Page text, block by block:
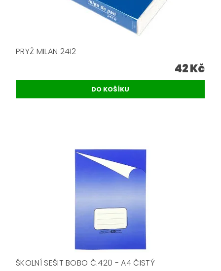
PRYŽ MILAN 2412
42 Kč
ŠKOLNÍ SEŠIT BOBO Č.420 - A4 ČISTÝ